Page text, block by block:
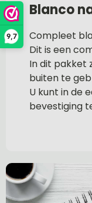
9,7
Blanco
Compleet
Dit is een
In dit pakket
buiten te
U kunt in de
bevestiging